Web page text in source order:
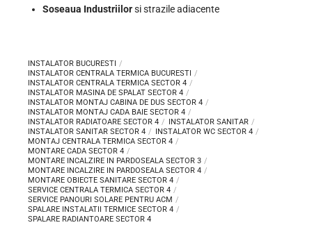
Soseaua Industriilorsi strazile adiacente
INSTALATOR BUCURESTI
INSTALATOR CENTRALA TERMICA BUCURESTI
INSTALATOR CENTRALA TERMICA SECTOR 4
INSTALATOR MASINA DE SPALAT SECTOR 4
INSTALATOR MONTAJ CABINA DE DUS SECTOR 4
INSTALATOR MONTAJ CADA BAIE SECTOR 4
INSTALATOR RADIATOARE SECTOR 4
INSTALATOR SANITAR
INSTALATOR SANITAR SECTOR 4
INSTALATOR WC SECTOR 4
MONTAJ CENTRALA TERMICA SECTOR 4
MONTARE CADA SECTOR 4
MONTARE INCALZIRE IN PARDOSEALA SECTOR 3
MONTARE INCALZIRE IN PARDOSEALA SECTOR 4
MONTARE OBIECTE SANITARE SECTOR 4
SERVICE CENTRALA TERMICA SECTOR 4
SERVICE PANOURI SOLARE PENTRU ACM
SPALARE INSTALATII TERMICE SECTOR 4
SPALARE RADIANTOARE SECTOR 4